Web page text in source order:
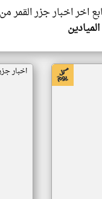
اخر اخبار جزر القمر من
الميادين
اخبار